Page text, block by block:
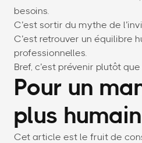
besoins.
C’est sortir du mythe de
C’est retrouver un équilibre
professionnelles.
Bref, c’est prévenir plutôt
Pour un
plus humain
Cet article est le fruit de